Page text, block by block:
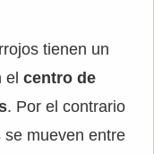
tienen un
centro de
. Por el contrario
mueven entre